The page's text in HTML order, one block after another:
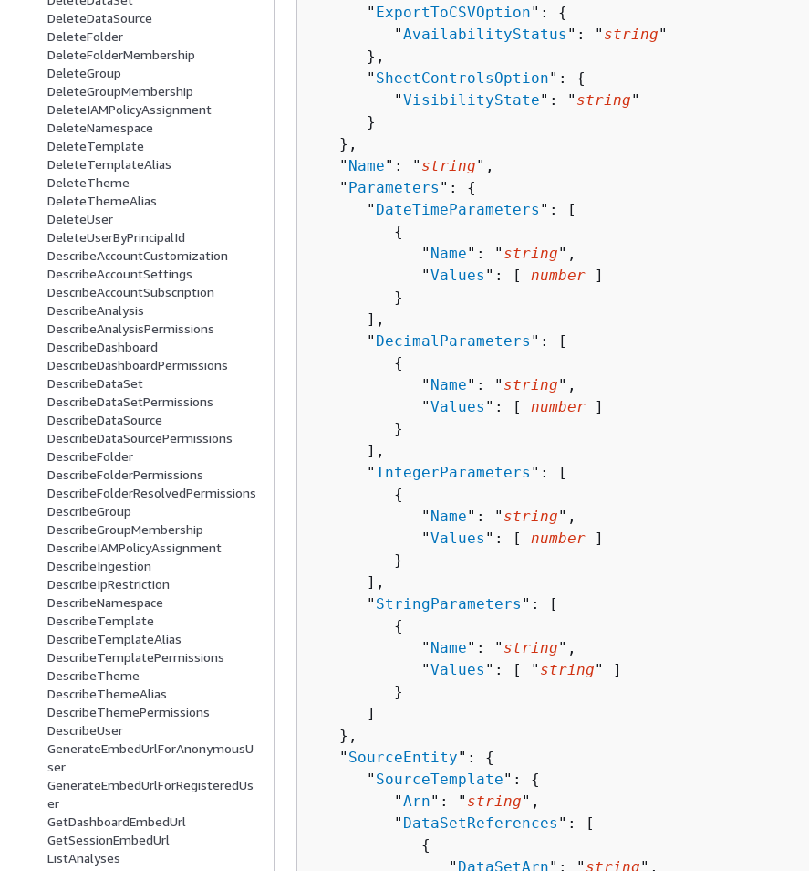
DeleteDataSource
DeleteFolder
DeleteFolderMembership
DeleteGroup
DeleteGroupMembership
DeleteIAMPolicyAssignment
DeleteNamespace
DeleteTemplate
DeleteTemplateAlias
DeleteTheme
DeleteThemeAlias
DeleteUser
DeleteUserByPrincipalId
DescribeAccountCustomization
DescribeAccountSettings
DescribeAccountSubscription
DescribeAnalysis
DescribeAnalysisPermissions
DescribeDashboard
DescribeDashboardPermissions
DescribeDataSet
DescribeDataSetPermissions
DescribeDataSource
DescribeDataSourcePermissions
DescribeFolder
DescribeFolderPermissions
DescribeFolderResolvedPermissions
DescribeGroup
DescribeGroupMembership
DescribeIAMPolicyAssignment
DescribeIngestion
DescribeIpRestriction
DescribeNamespace
DescribeTemplate
DescribeTemplateAlias
DescribeTemplatePermissions
DescribeTheme
DescribeThemeAlias
DescribeThemePermissions
DescribeUser
GenerateEmbedUrlForAnonymousU
ser
GenerateEmbedUrlForRegisteredUs
er
GetDashboardEmbedUrl
GetSessionEmbedUrl
ListAnalyses
      "
ExportToCSVOption": {
         "
AvailabilityStatus ": " string"
      },
      "
SheetControlsOption": {
         "
VisibilityState": " string"
      }
   },
   "
Name": " string",
   "
Parameters ": {
      "
DateTimeParameters ": [
{
            "
Name": " string",
            "
Values ": [ number ]
         }
      ],
      "
DecimalParameters ": [
{
            "
Name": " string",
            "
Values ": [ number ]
         }
      ],
      "
IntegerParameters ": [
{
            "
Name": " string",
            "
Values ": [ number ]
         }
      ],
      "
StringParameters ": [
{
            "
Name": " string",
            "
Values ": [ " string" ]
         }
      ]
   },
   "
SourceEntity": {
      "
SourceTemplate": {
         "
Arn": " string",
         "
DataSetReferences ": [
{
               "
DataSetArn": " string",